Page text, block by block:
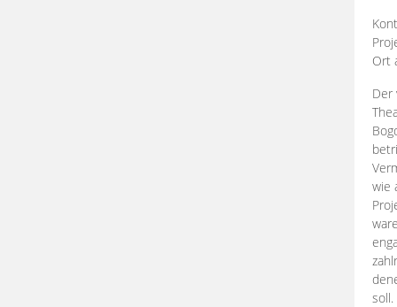
Ort
Der
wie
zahlr
soll.